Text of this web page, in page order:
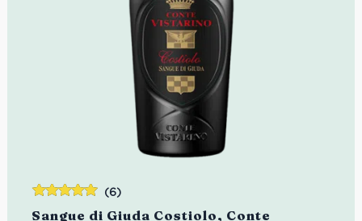
Sangue di Giuda Costiolo, Conte
(6)